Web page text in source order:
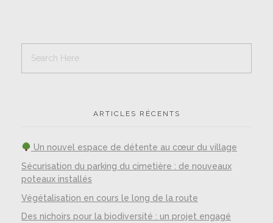
ARTICLES RÉCENTS
Un nouvel espace de détente au cœur du village
Sécurisation du parking du cimetière : de nouveaux
poteaux installés
Végétalisation en cours le long de la route
Des nichoirs pour la biodiversité : un projet engagé